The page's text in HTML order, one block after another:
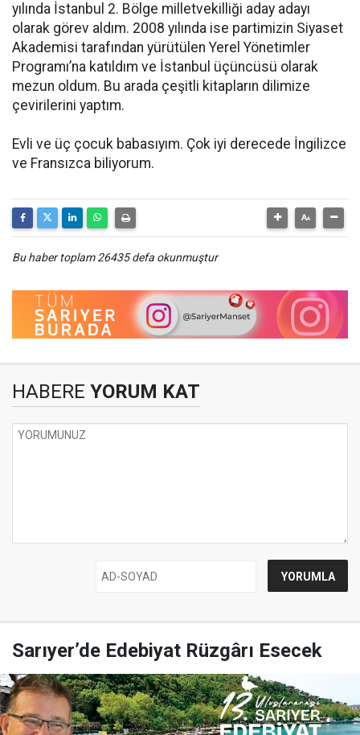
yılında İstanbul 2. Bölge milletvekilliği aday adayı
olarak görev aldım. 2008 yılında ise partimizin Siyaset
Akademisi tarafından yürütülen Yerel Yönetimler
Programı’na katıldım ve İstanbul üçüncüsü olarak
mezun oldum. Bu arada çeşitli kitapların dilimize
çevirilerini yaptım.
Evli ve üç çocuk babasıyım. Çok iyi derecede İngilizce
ve Fransızca biliyorum.
Bu haber toplam 26435 defa okunmuştur
HABERE YORUM KAT
Sarıyer’de Edebiyat Rüzgârı Esecek